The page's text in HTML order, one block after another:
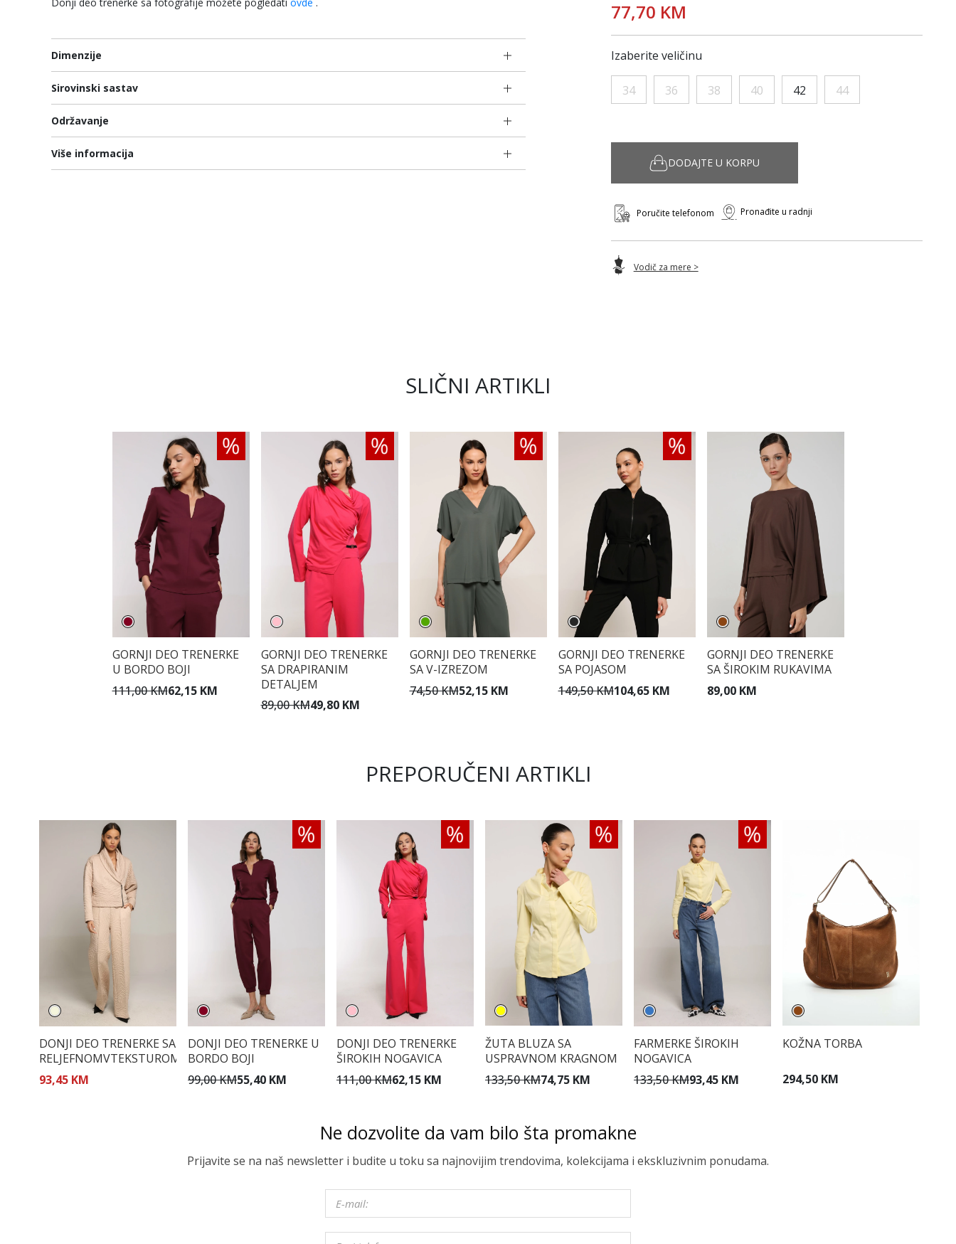
Dimenzije
Sirovinski sastav
Održavanje
Više informacija
77,70 KM
Izaberite veličinu
34 36 38 40 42 44
DODAJTE U KORPU
Poručite telefonom Pronađite u radnji
Vodič za mere >
SLIČNI ARTIKLI
GORNJI DEO TRENERKE
U BORDO BOJI
111,00 KM62,15 KM
GORNJI DEO TRENERKE
SA DRAPIRANIM
DETALJEM
89,00 KM49,80 KM
GORNJI DEO TRENERKE
SA V-IZREZOM
74,50 KM52,15 KM
GORNJI DEO TRENERKE
SA POJASOM
149,50 KM104,65 KM
GORNJI DEO TRENERKE
SA ŠIROKIM RUKAVIMA
89,00 KM
PREPORUČENI ARTIKLI
DONJI DEO TRENERKE SA
RELJEFNOMVTEKSTUROM
93,45 KM
DONJI DEO TRENERKE U
BORDO BOJI
99,00 KM55,40 KM
DONJI DEO TRENERKE
ŠIROKIH NOGAVICA
111,00 KM62,15 KM
ŽUTA BLUZA SA
USPRAVNOM KRAGNOM
133,50 KM74,75 KM
FARMERKE ŠIROKIH
NOGAVICA
133,50 KM93,45 KM
KOŽNA TORBA
294,50 KM
Ne dozvolite da vam bilo šta promakne
Prijavite se na naš newsletter i budite u toku sa najnovijim trendovima, kolekcijama i ekskluzivnim ponudama.